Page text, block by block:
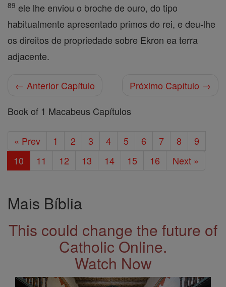
89 ele lhe enviou o broche de ouro, do tipo
habitualmente apresentado primos do rei, e deu-lhe
os direitos de propriedade sobre Ekron ea terra
adjacente.
← Anterior Capítulo
Próximo Capítulo →
Book of 1 Macabeus Capítulos
« Prev 1 2 3 4 5 6 7 8
9
10
11 12 13 14 15 16 Next »
Mais Bíblia
This could change the future of
Catholic Online.
Watch Now